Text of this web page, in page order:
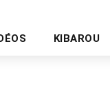
KIBAROU